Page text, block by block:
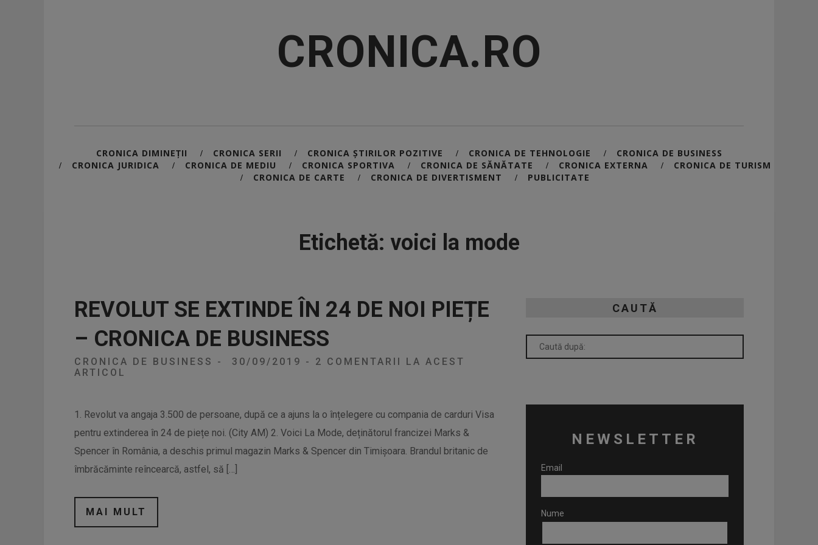
CRONICA.RO
CRONICA DIMINEȚII / CRONICA SERII / CRONICA ȘTIRILOR POZITIVE / CRONICA DE TEHNOLOGIE / CRONICA DE BUSINESS
/ CRONICA JURIDICA / CRONICA DE MEDIU / CRONICA SPORTIVA / CRONICA DE SĂNĂTATE / CRONICA EXTERNA / CRONICA DE TURISM
/ CRONICA DE CARTE / CRONICA DE DIVERTISMENT / PUBLICITATE
Etichetă: voici la mode
REVOLUT SE EXTINDE ÎN 24 DE NOI PIEȚE
– CRONICA DE BUSINESS
CRONICA DE BUSINESS - 30/09/2019 -
2 COMENTARII LA ACEST
ARTICOL
1. Revolut va angaja 3.500 de persoane, după ce a ajuns la o înțelegere cu compania de carduri Visa
pentru extinderea în 24 de piețe noi. (City AM) 2. Voici La Mode, deținătorul francizei Marks &
Spencer în România, a deschis primul magazin Marks & Spencer din Timișoara. Brandul britanic de
îmbrăcăminte reîncearcă, astfel, să […]
MAI MULT
CAUTĂ
NEWSLETTER
Email
Nume